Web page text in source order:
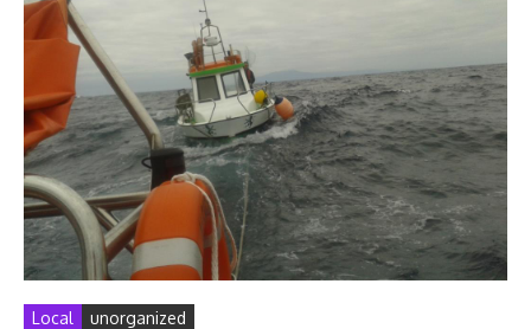
Local unorganized